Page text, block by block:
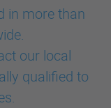
in more than
our local
qualified to